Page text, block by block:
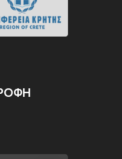
σε καινούριο tab και